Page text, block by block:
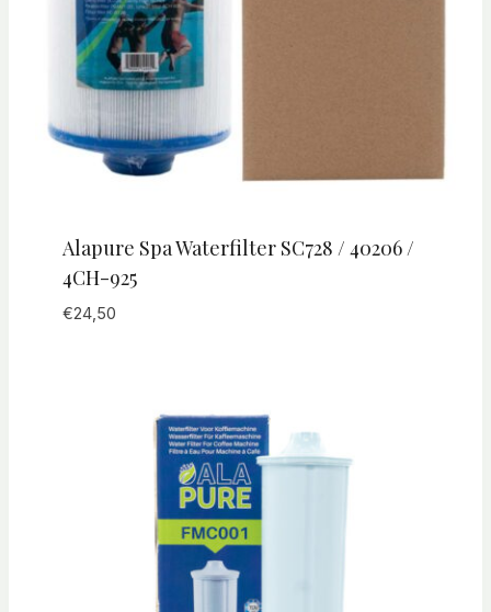
Alapure Spa Waterfilter SC728 / 40206 /
4CH-925
€24,50